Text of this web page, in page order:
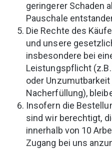
geringerer Schaden
Pauschale
Die Rechte des
und unsere
insbesondere bei
Leistungspflicht
oder
Nacherfüllung),
Insofern die
sind wir berechtigt,
innerhalb von 10
Zugang bei uns